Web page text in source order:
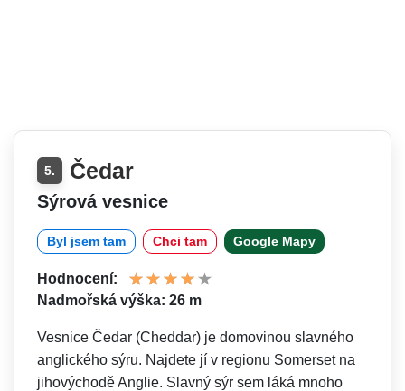
5. Čedar
Sýrová vesnice
Byl jsem tam Chci tam Google Mapy
Hodnocení:
Nadmořská výška: 26 m
Vesnice Čedar (Cheddar) je domovinou slavného
anglického sýru. Najdete jí v regionu Somerset na
jihovýchodě Anglie. Slavný sýr sem láká mnoho